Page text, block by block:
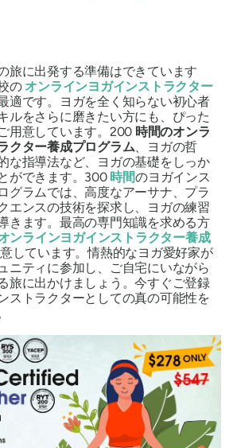
旅に出発する準備はできています
の オンラインヨガインストラクター
適です。ヨガを全く知らない初心者
ルをさらに磨きたい方にも、ぴった
用意しています。200 時間のオンラ
クター養成プログラム、ヨガの哲
な指導法など、ヨガの基礎をしっか
ができます。300 時間のヨガインス
グラムでは、高度なアーサナ、プラ
エンスの技術を探求し、ヨガの練習
きます。最高の専門知識を求める方
ンラインヨガインストラクター養成
しています。情熱的なヨガ愛好家が
ニティに参加し、ご自宅にいながら
旅に出かけましょう。今すぐご登録
ストラクターとしての真の可能性を